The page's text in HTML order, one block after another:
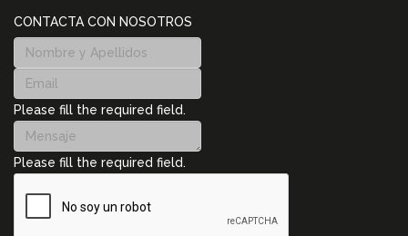
CONTACTA CON NOSOTROS
Please fill the required field.
Please fill the required field.